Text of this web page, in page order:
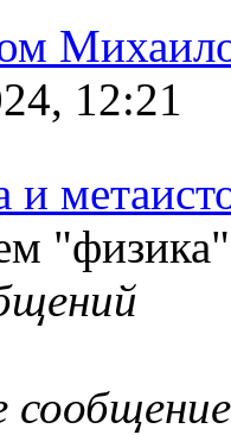
12:21
и
сообщение